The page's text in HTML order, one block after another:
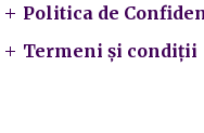
Politica de
Termeni și condiții